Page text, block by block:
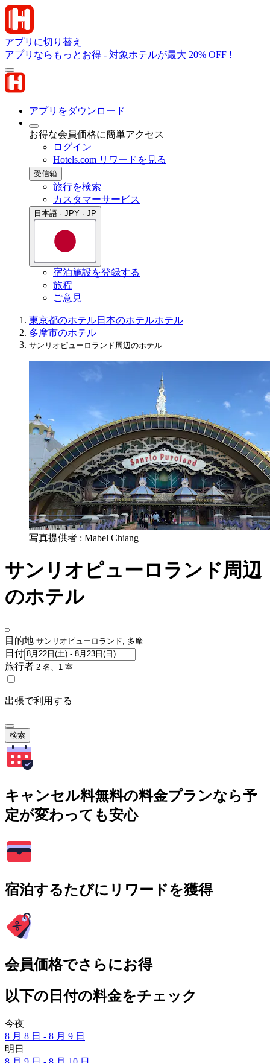
アプリに切り替え
アプリならもっとお得 - 対象ホテルが最大 20% OFF !
アプリをダウンロード
お得な会員価格に簡単アクセス
ログイン
Hotels.com リワードを見る
受信箱
旅行を検索
カスタマーサービス
日本語 · JPY · JP
宿泊施設を登録する
旅程
ご意見
東京都のホテル日本のホテルホテル
多摩市のホテル
サンリオピューロランド周辺のホテル
写真提供者 : Mabel Chiang
サンリオピューロランド周辺
のホテル
目的地
日付
旅行者
出張で利用する
検索
キャンセル料無料の料金プランなら予
定が変わっても安心
宿泊するたびにリワードを獲得
会員価格でさらにお得
以下の日付の料金をチェック
今夜
8 月 8 日 - 8 月 9 日
明日